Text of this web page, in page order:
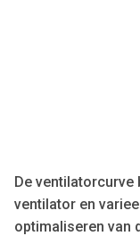
De ventilatorcurve
ventilator en
optimaliseren van